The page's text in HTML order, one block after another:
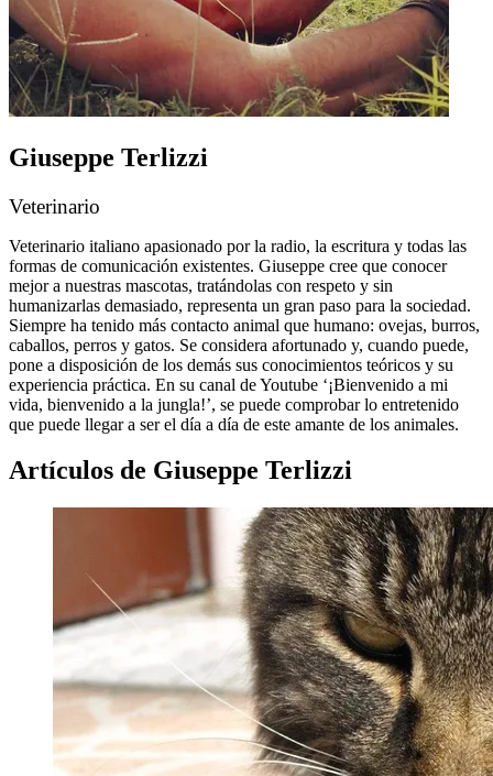
Giuseppe Terlizzi
Veterinario
Veterinario italiano apasionado por la radio, la escritura y todas las
formas de comunicación existentes. Giuseppe cree que conocer
mejor a nuestras mascotas, tratándolas con respeto y sin
humanizarlas demasiado, representa un gran paso para la sociedad.
Siempre ha tenido más contacto animal que humano: ovejas, burros,
caballos, perros y gatos. Se considera afortunado y, cuando puede,
pone a disposición de los demás sus conocimientos teóricos y su
experiencia práctica. En su canal de Youtube ‘¡Bienvenido a mi
vida, bienvenido a la jungla!’, se puede comprobar lo entretenido
que puede llegar a ser el día a día de este amante de los animales.
Artículos de Giuseppe Terlizzi